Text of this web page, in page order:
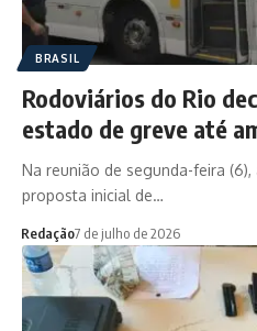
BRASIL
Rodoviários do Rio
estado de greve até
Na reunião de segunda-feira
proposta inicial de…
Redação7 de julho de 2026